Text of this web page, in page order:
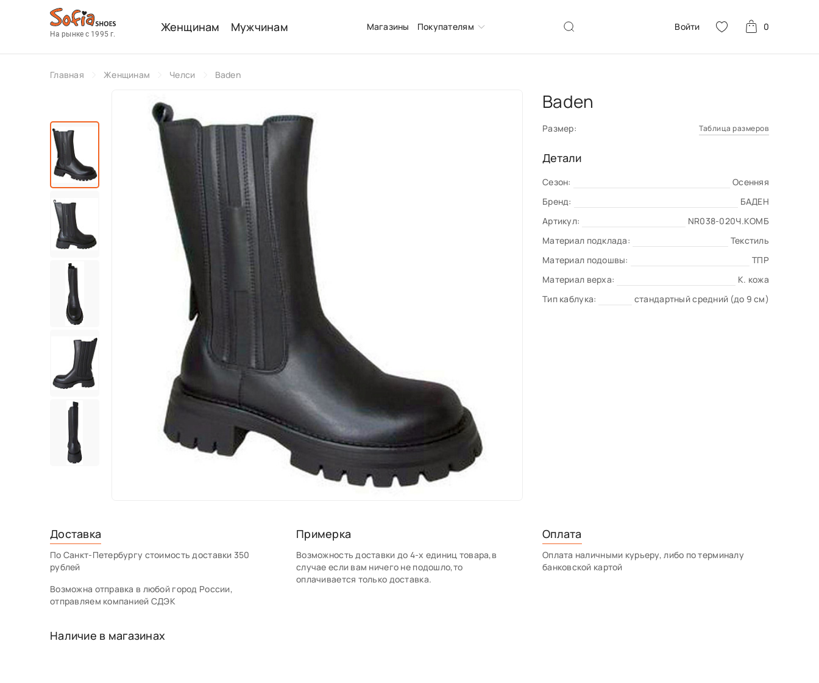
На рынке с 1995 г. Женщинам Мужчинам Магазины Покупателям Войти 0
Главная Женщинам Челси Baden
Baden
Размер: Таблица размеров
Детали
Сезон:
Осенняя
Бренд:
БАДЕН
Артикул:
NR038-020Ч.КОМБ
Материал подклада:
Текстиль
Материал подошвы:
ТПР
Материал верха:
К. кожа
Тип каблука:
стандартный средний (до 9 см)
Доставка
По Санкт-Петербургу стоимость доставки 350
рублей
Возможна отправка в любой город России,
отправляем компанией СДЭК
Примерка
Возможность доставки до 4-х единиц товара,в
случае если вам ничего не подошло,то
оплачивается только доставка.
Оплата
Оплата наличными курьеру, либо по терминалу
банковской картой
Наличие в магазинах